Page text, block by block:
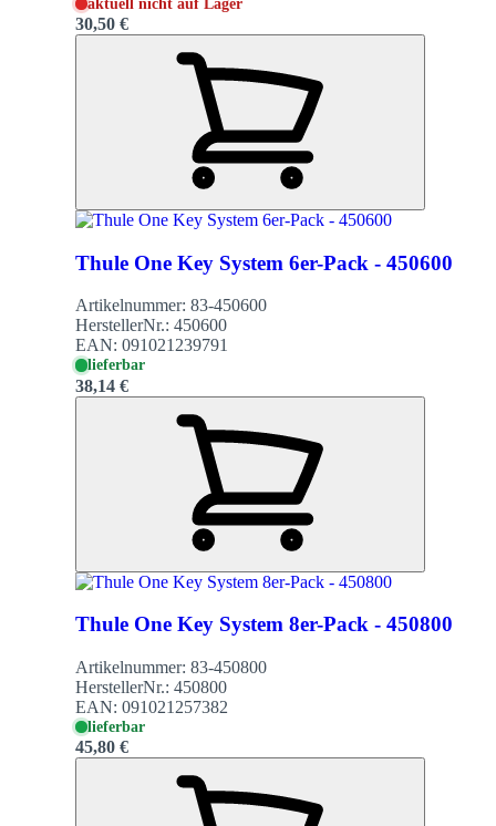
30,50 €
Thule One Key System 6er-Pack - 450600
Artikelnummer: 83-450600
HerstellerNr.: 450600
EAN: 091021239791
lieferbar
38,14 €
Thule One Key System 8er-Pack - 450800
Artikelnummer: 83-450800
HerstellerNr.: 450800
EAN: 091021257382
lieferbar
45,80 €